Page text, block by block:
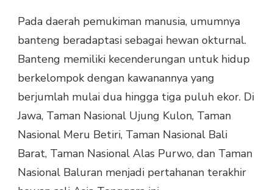
Pada daerah pemukiman manusia, umumnya
banteng beradaptasi sebagai hewan okturnal.
Banteng memiliki kecenderungan untuk hidup
berkelompok dengan kawanannya yang
berjumlah mulai dua hingga tiga puluh ekor. Di
Jawa, Taman Nasional Ujung Kulon, Taman
Nasional Meru Betiri, Taman Nasional Bali
Barat, Taman Nasional Alas Purwo, dan Taman
Nasional Baluran menjadi pertahanan terakhir